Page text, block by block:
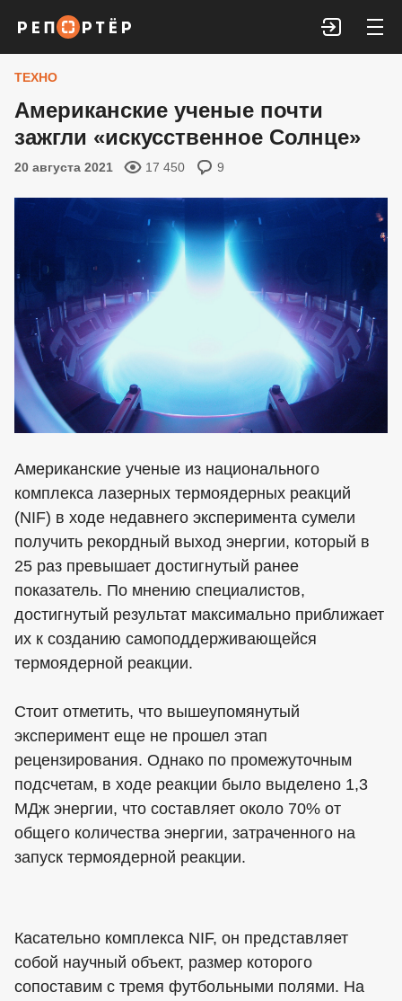
Войти
ТЕХНО
Американские ученые почти
зажгли «искусственное Солнце»
20 августа 2021 17 450 9
Американские ученые из национального
комплекса лазерных термоядерных реакций
(NIF) в ходе недавнего эксперимента сумели
получить рекордный выход энергии, который в
25 раз превышает достигнутый ранее
показатель. По мнению специалистов,
достигнутый результат максимально приближает
их к созданию самоподдерживающейся
термоядерной реакции.
Стоит отметить, что вышеупомянутый
эксперимент еще не прошел этап
рецензирования. Однако по промежуточным
подсчетам, в ходе реакции было выделено 1,3
МДж энергии, что составляет около 70% от
общего количества энергии, затраченного на
запуск термоядерной реакции.
Касательно комплекса NIF, он представляет
собой научный объект, размер которого
сопоставим с тремя футбольными полями. На